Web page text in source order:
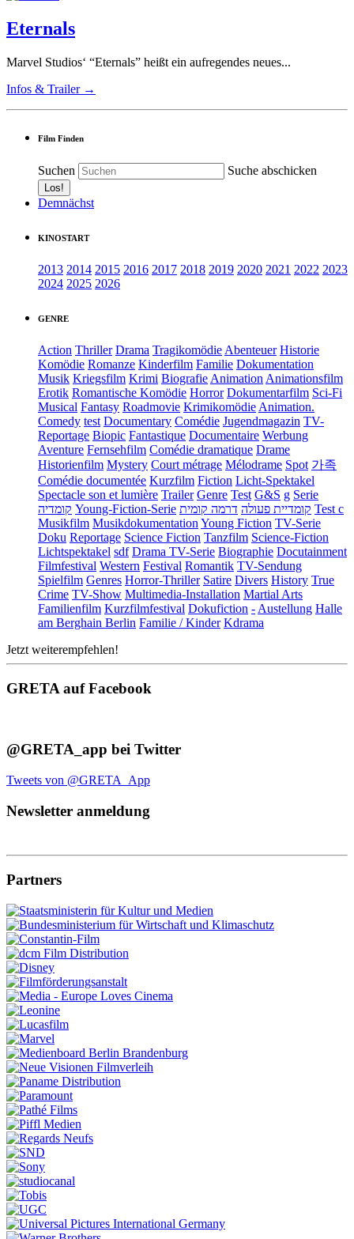
Eternals
Marvel Studios‘ “Eternals” heißt ein aufregendes neues...
Infos & Trailer →
Film Finden
Suchen Suche abschicken
Demnächst
KINOSTART
2013 2014 2015 2016 2017 2018 2019 2020 2021 2022 2023
2024 2025 2026
GENRE
Action Thriller Drama Tragikomödie Abenteuer Historie
Komödie Romanze Kinderfilm Familie Dokumentation
Musik Kriegsfilm Krimi Biografie Animation Animationsfilm
Erotik Romantische Komödie Horror Dokumentarfilm Sci-Fi
Musical Fantasy Roadmovie Krimikomödie Animation.
Comedy test Documentary Comédie Jugendmagazin TV-
Reportage Biopic Fantastique Documentaire Werbung
Aventure Fernsehfilm Comédie dramatique Drame
Historienfilm Mystery Court métrage Mélodrame Spot 가족
Comédie documentée Kurzfilm Fiction Licht-Spektakel
Spectacle son et lumière Trailer Genre Test G&S g Serie
קומדיה Young-Fiction-Serie קומדיית פעולה דרמה קומית
Test c
Musikfilm Musikdokumentation Young Fiction TV-Serie
Doku Reportage Science Fiction Tanzfilm Science-Fiction
Lichtspektakel sdf Drama TV-Serie Biographie Docutainment
Filmfestival Western Festival Romantik TV-Sendung
Spielfilm Genres Horror-Thriller Satire Divers History True
Crime TV-Show Multimedia-Installation Martial Arts
Familienfilm Kurzfilmfestival Dokufiction - Austellung Halle
am Berghain Berlin Familie / Kinder Kdrama
Jetzt weiterempfehlen!
GRETA auf Facebook
@GRETA_app bei Twitter
Tweets von @GRETA_App
Newsletter anmeldung
Partners